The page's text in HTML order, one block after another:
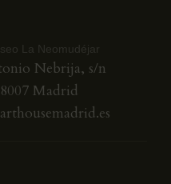
Nebrija, s/n
Madrid